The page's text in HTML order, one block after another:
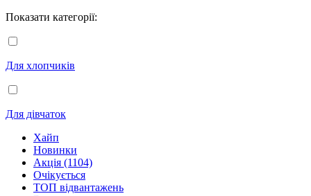
Показати категорії:
Для хлопчиків
Для дівчаток
Хайп
Новинки
Акція (1104)
Очікується
ТОП відвантажень